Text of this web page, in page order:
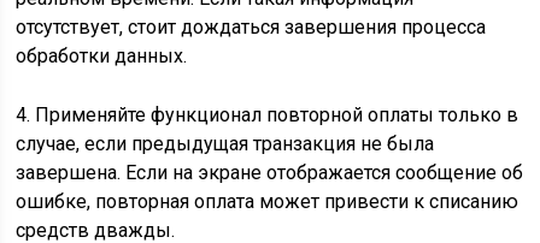
отсутствует, стоит дождаться завершения процесса
обработки данных.
4. Применяйте функционал повторной оплаты только в
случае, если предыдущая транзакция не была
завершена. Если на экране отображается сообщение об
ошибке, повторная оплата может привести к списанию
средств дважды.